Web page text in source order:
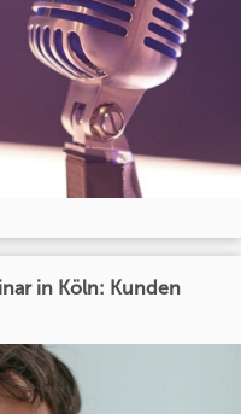
in Köln: Kunden